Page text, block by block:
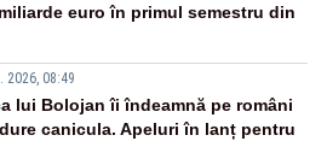
euro în primul semestru din
2026, 08:49
lui Bolojan îi îndeamnă pe români
canicula. Apeluri în lanț pentru